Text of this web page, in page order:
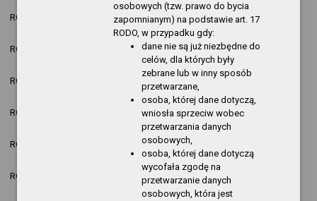
ROK 2025
2026-02-06
14:16:49
Jakub Kasprzyk nowa pozycja
ROK 2025
2026-02-06
Jakub Kasprzyk nowa pozycja
ROK 2025 Jakub Kasprzyk
ROK 2025 Jakub Kasprzyk nowa pozycja
ROK 2025 Jakub Kasprzyk
ROK 2025 Jakub Kasprzyk
osobowych (tzw. prawo do bycia
zapomnianym) na podstawie art. 17
RODO, w przypadku gdy:
dane nie są już niezbędne do
celów, dla których były
zebrane lub w inny sposób
przetwarzane,
osoba, której dane dotyczą,
wniosła sprzeciw wobec
przetwarzania danych
osobowych,
osoba, której dane dotyczą
wycofała zgodę na
przetwarzanie danych
osobowych, która jest